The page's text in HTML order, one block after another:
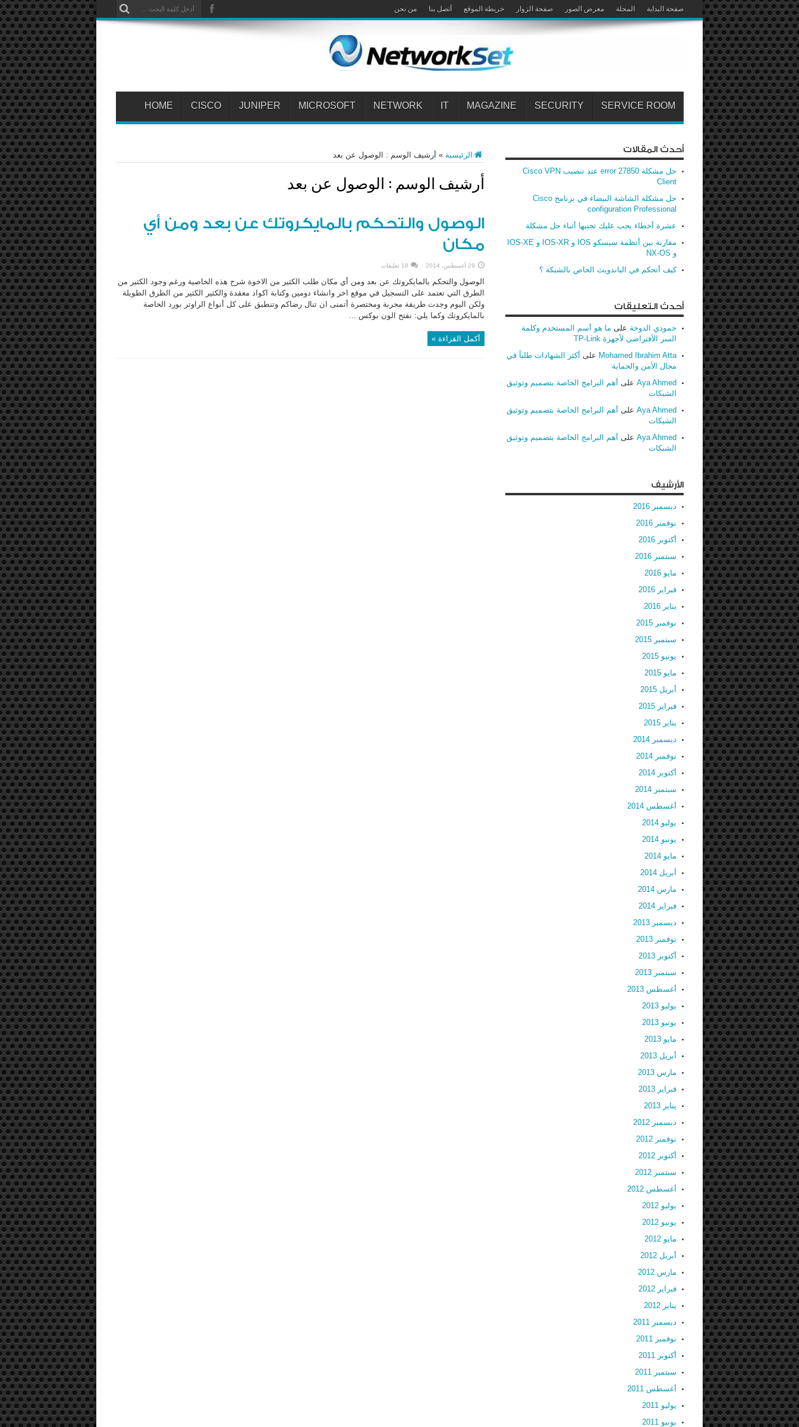
صفحة البداية المجلة معرض الصور صفحة الزوار خريطة الموقع أتصل بنا من نحن
SERVICE ROOM
SECURITY
MAGAZINE
IT
NETWORK
MICROSOFT
JUNIPER
CISCO
HOME
الرئيسية » أرشيف الوسم : الوصول عن بعد
أرشيف الوسم : الوصول عن بعد
الوصول والتحكم بالمايكروتك عن بعد ومن أي
مكان
29 أغسطس، 2014 18 تعليقات
الوصول والتحكم بالمايكروتك عن بعد ومن أي مكان طلب الكثير من الاخوة شرح هذه الخاصية ورغم وجود الكثير من
الطرق التي تعتمد على التسجيل في موقع اخر وانشاء دومين وكتابة اكواد معقدة والكثير الكثير من الطرق الطويلة
ولكن اليوم وجدت طريقة مجربة ومختصرة أتمنى ان تنال رضاكم وتنطبق على كل أنواع الراوتر بورد الخاصة
بالمايكروتك وكما يلي: نفتح الون بوكس ...
أكمل القراءة »
أحدث المقالات
حل مشكلة error 27850 عند تنصيب Cisco VPN
Client
حل مشكلة الشاشة البيضاء في برنامج Cisco
configuration Professional
عشرة أخطاء يجب عليك تجنبها أثناء حل مشكلة
مقارنة بين أنظمة سيسكو IOS و IOS-XR و IOS-XE
و NX-OS
كيف أتحكم في الباندويث الخاص بالشبكة ؟
أحدث التعليقات
حمودي الدوخة على ما هو أسم المستخدم وكلمة
السر الأفتراضي لأجهزة TP-Link
Mohamed Ibrahim Atta على أكثر الشهادات طلباً في
مجال الأمن والحماية
Aya Ahmed على أهم البرامج الخاصة بتصميم وتوثيق
الشبكات
Aya Ahmed على أهم البرامج الخاصة بتصميم وتوثيق
الشبكات
Aya Ahmed على أهم البرامج الخاصة بتصميم وتوثيق
الشبكات
الأرشيف
ديسمبر 2016
نوفمبر 2016
أكتوبر 2016
سبتمبر 2016
مايو 2016
فبراير 2016
يناير 2016
نوفمبر 2015
سبتمبر 2015
يونيو 2015
مايو 2015
أبريل 2015
فبراير 2015
يناير 2015
ديسمبر 2014
نوفمبر 2014
أكتوبر 2014
سبتمبر 2014
أغسطس 2014
يوليو 2014
يونيو 2014
مايو 2014
أبريل 2014
مارس 2014
فبراير 2014
ديسمبر 2013
نوفمبر 2013
أكتوبر 2013
سبتمبر 2013
أغسطس 2013
يوليو 2013
يونيو 2013
مايو 2013
أبريل 2013
مارس 2013
فبراير 2013
يناير 2013
ديسمبر 2012
نوفمبر 2012
أكتوبر 2012
سبتمبر 2012
أغسطس 2012
يوليو 2012
يونيو 2012
مايو 2012
أبريل 2012
مارس 2012
فبراير 2012
يناير 2012
ديسمبر 2011
نوفمبر 2011
أكتوبر 2011
سبتمبر 2011
أغسطس 2011
يوليو 2011
يونيو 2011